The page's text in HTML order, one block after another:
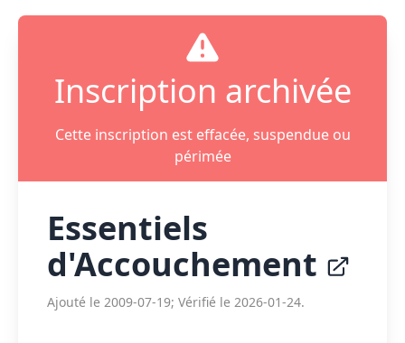
Inscription archivée
Cette inscription est effacée, suspendue ou
périmée
Essentiels
d'Accouchement
Ajouté le 2009-07-19; Vérifié le 2026-01-24.